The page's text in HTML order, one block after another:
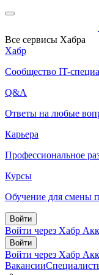
Все сервисы Хабра
Хабр
Сообщество IT-
Q&A
Ответы на любые
Карьера
Профессиональное
Курсы
Обучение для смены
Войти
Войти через Хабр
Войти
Войти через Хабр
Вакансии